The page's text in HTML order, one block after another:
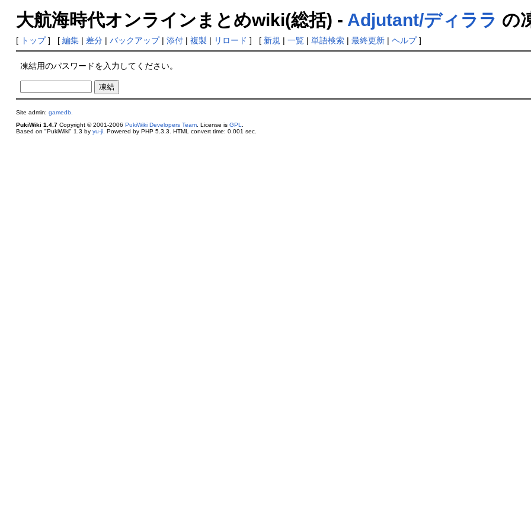
大航海時代オンラインまとめwiki(総括) - Adjutant/ディララ の
[ トップ] [ 編集| 差分| バックアップ| 添付| 複製 | リロード ] [ 新規 | 一覧| 単語検索| 最終更新| ヘルプ]
凍結用のパスワードを入力してください。
Site admin: gamedb.
PukiWiki 1.4.7Copyright © 2001-2006 PukiWiki Developers Team. License is GPL.
Based on "PukiWiki" 1.3 by yu-ji. Powered by PHP 5.3.3. HTML convert time: 0.001 sec.